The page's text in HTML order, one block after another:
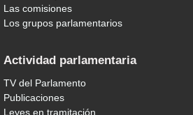
Las comisiones
Los grupos parlamentarios
Actividad parlamentaria
TV del Parlamento
Publicaciones
Leyes en tramitación